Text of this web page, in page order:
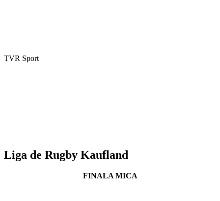
TVR Sport
Liga de Rugby Kaufland
FINALA MICA